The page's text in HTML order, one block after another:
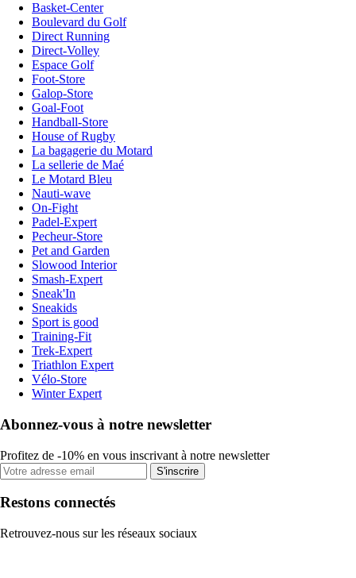
Basket-Center
Boulevard du Golf
Direct Running
Direct-Volley
Espace Golf
Foot-Store
Galop-Store
Goal-Foot
Handball-Store
House of Rugby
La bagagerie du Motard
La sellerie de Maé
Le Motard Bleu
Nauti-wave
On-Fight
Padel-Expert
Pecheur-Store
Pet and Garden
Slowood Interior
Smash-Expert
Sneak'In
Sneakids
Sport is good
Training-Fit
Trek-Expert
Triathlon Expert
Vélo-Store
Winter Expert
Abonnez-vous à notre newsletter
Profitez de -10% en vous inscrivant à notre newsletter
S'inscrire
Restons connectés
Retrouvez-nous sur les réseaux sociaux